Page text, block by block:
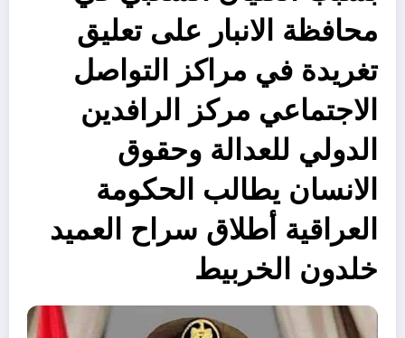
محافظة الانبار على تعليق
تغريدة في مراكز التواصل
الاجتماعي مركز الرافدين
الدولي للعدالة وحقوق
الانسان يطالب الحكومة
العراقية أطلاق سراح العميد
خلدون الخربيط